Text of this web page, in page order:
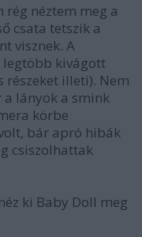
rég néztem meg a
csata tetszik a
visznek. A
legtöbb kivágott
részeket illeti). Nem
lányok a smink
körbe
bár apró hibák
csiszolhattak
ki Baby Doll meg